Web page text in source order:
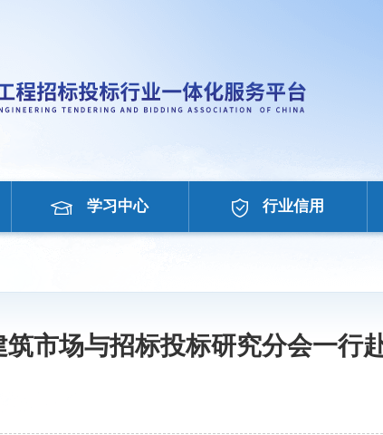
学习中心 行业信用
市场与招标投标研究分会一行